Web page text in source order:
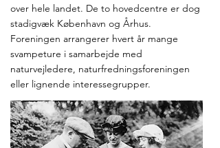
over hele landet. De to hovedcentre er dog
stadigvæk København og Århus.
Foreningen arrangerer hvert år mange
svampeture i samarbejde med
naturvejledere, naturfredningsforeningen
eller lignende interessegrupper.